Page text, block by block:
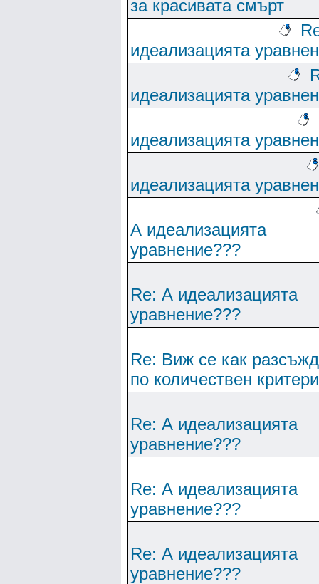
за красивата смърт
идеализацията
идеализацията
идеализацията
идеализацията
А идеализацията
уравнение???
Re: А идеализацията
уравнение???
Re: Виж се как
по количествен
Re: А идеализацията
уравнение???
Re: А идеализацията
уравнение???
Re: А идеализацията
уравнение???